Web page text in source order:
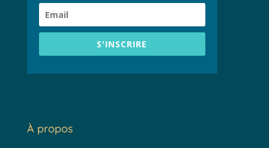
S'INSCRIRE
À propos